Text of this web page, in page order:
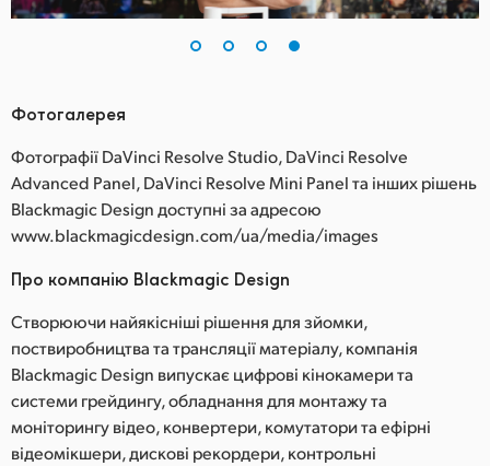
Фотогалерея
Фотографії DaVinci Resolve Studio, DaVinci Resolve
Advanced Panel, DaVinci Resolve Mini Panel та інших рішень
Blackmagic Design доступні за адресою
www.blackmagicdesign.com/ua/media/images
Про компанію Blackmagic Design
Створюючи найякісніші рішення для зйомки,
поствиробництва та трансляції матеріалу, компанія
Blackmagic Design випускає цифрові кінокамери та
системи грейдингу, обладнання для монтажу та
моніторингу відео, конвертери, комутатори та ефірні
відеомікшери, дискові рекордери, контрольні